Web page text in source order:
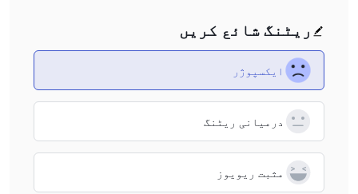
ریٹنگ شائع کریں
ایکسپوژر
درمیانی ریٹنگ
مثبت ریویوز